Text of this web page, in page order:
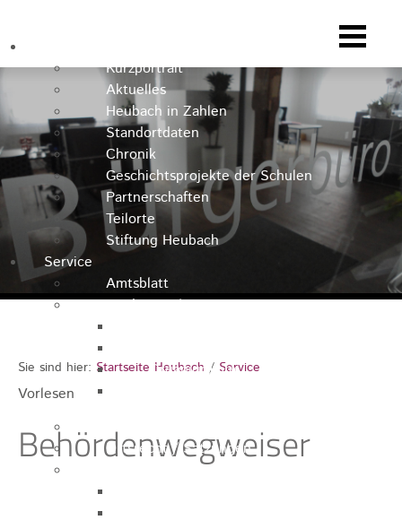
Kurzportrait
Aktuelles
Heubach in Zahlen
Standortdaten
Chronik
Geschichtsprojekte der Schulen
Partnerschaften
Teilorte
Stiftung Heubach
Service
Amtsblatt
Stadtverwaltung
Organigramm
Ausschreibungen
Ortsrecht / Satzungen
Sie sind hier: Startseite Heubach / Service
Vorlesen
Behördenwegweiser